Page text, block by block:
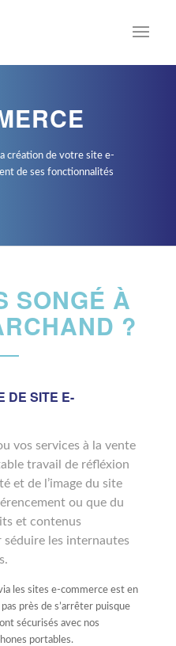
création de votre site e-
de ses fonctionnalités
SONGÉ À
?
DE SITE E-
vos services à la vente
travail de réfléxion
et de l’image du site
ou que du
et contenus
les internautes
les sites e-commerce est en
près de s’arrêter puisque
sécurisés avec nos
portables.